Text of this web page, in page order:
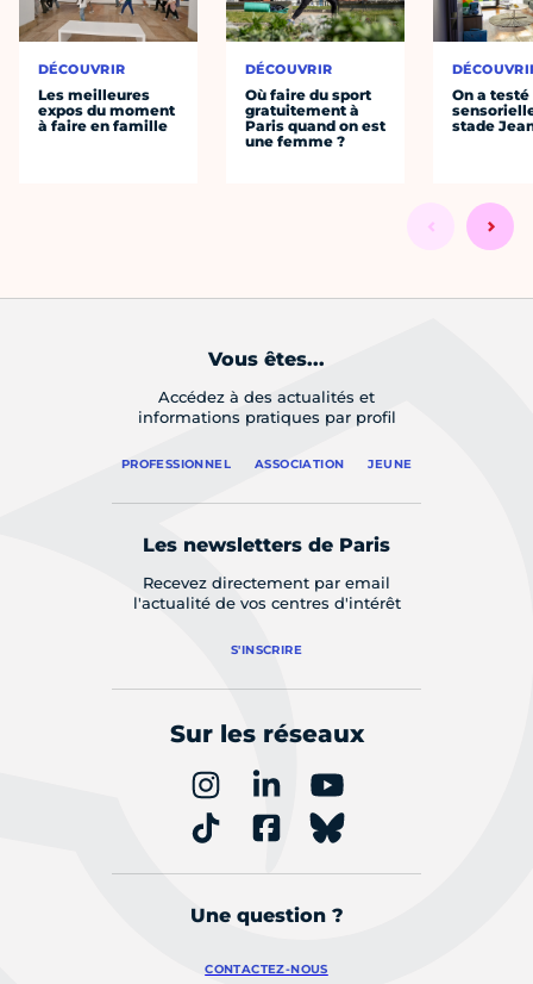
DÉCOUVRIR
Les meilleures
expos du moment
à faire en famille
DÉCOUVRIR
Où faire du sport
gratuitement à
Paris quand on est
une femme ?
On a
stade
Vous êtes...
Accédez à des actualités et
informations pratiques par profil
PROFESSIONNEL ASSOCIATION JEUNE
Les newsletters de Paris
Recevez directement par email
l'actualité de vos centres d'intérêt
S'INSCRIRE
Sur les réseaux
Une question ?
CONTACTEZ-NOUS